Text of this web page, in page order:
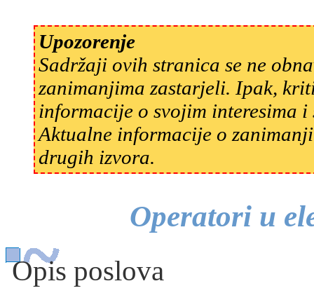
Upozorenje
Sadržaji ovih stranica se ne
zanimanjima zastarjeli. Ipak,
informacije o svojim interesima
Aktualne informacije o
drugih izvora.
Operatori u
Opis poslova